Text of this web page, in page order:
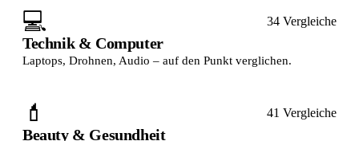
💻 34 Vergleiche
Technik & Computer
Laptops, Drohnen, Audio – auf den Punkt verglichen.
💄 41 Vergleiche
Beauty & Gesundheit